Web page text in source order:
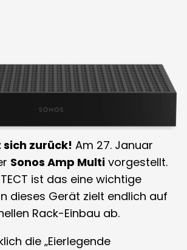
sich zurück! Am 27. Januar
Sonos Amp Multi vorgestellt.
ist das eine wichtige
dieses Gerät zielt endlich auf
Rack-Einbau ab.
die „Eierlegende